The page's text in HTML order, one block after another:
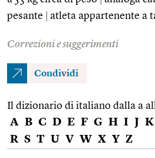
pesante
atleta appartenente a
Correzioni e suggerimenti
Condividi
Il dizionario di italiano dalla a
A B C D E F G H I J K
R S T U V W X Y Z